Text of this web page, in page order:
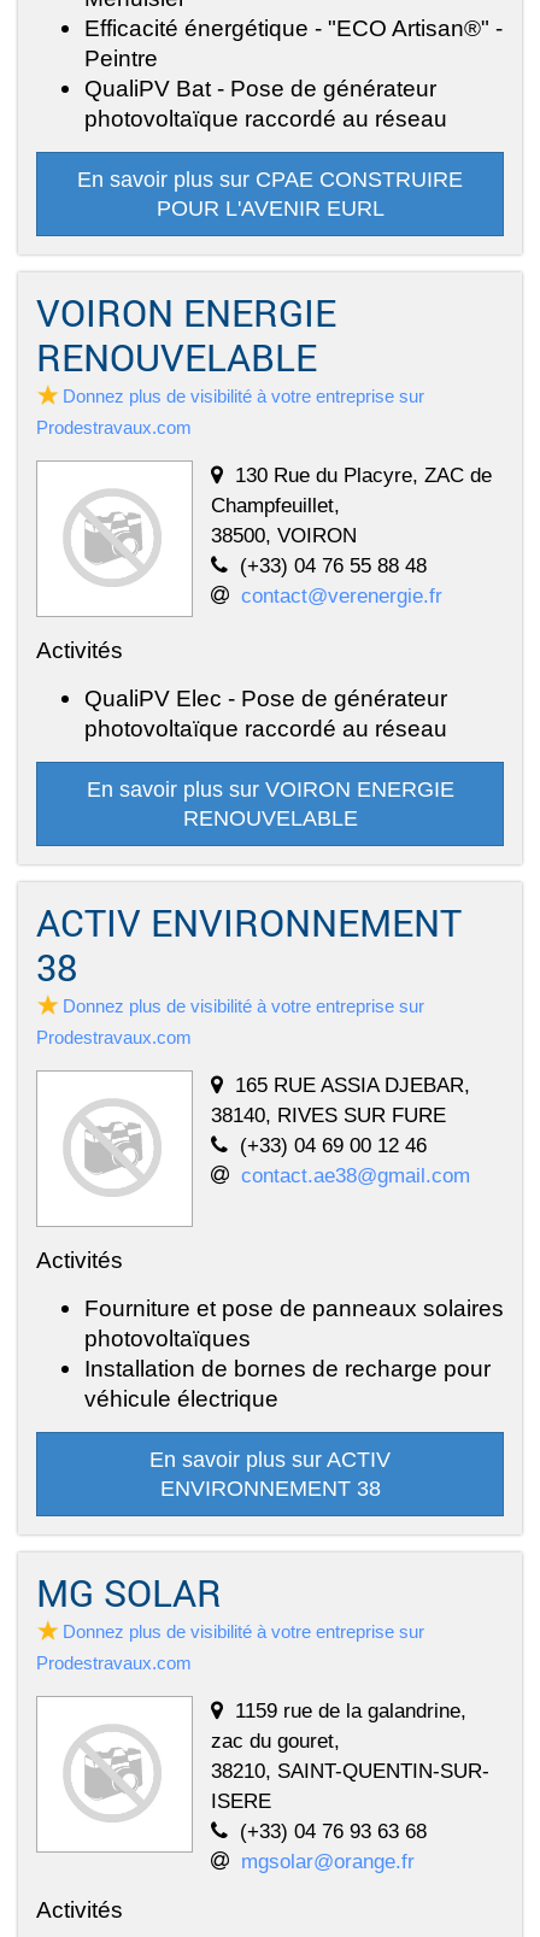
Efficacité énergétique - "ECO Artisan®" -
Peintre
QualiPV Bat - Pose de générateur
photovoltaïque raccordé au réseau
En savoir plus sur CPAE CONSTRUIRE
POUR L'AVENIR EURL
VOIRON ENERGIE
RENOUVELABLE
Donnez plus de visibilité à votre entreprise sur
Prodestravaux.com
130 Rue du Placyre, ZAC de
Champfeuillet,
38500, VOIRON
(+33) 04 76 55 88 48
contact@verenergie.fr
Activités
QualiPV Elec - Pose de générateur
photovoltaïque raccordé au réseau
En savoir plus sur VOIRON ENERGIE
RENOUVELABLE
ACTIV ENVIRONNEMENT
38
Donnez plus de visibilité à votre entreprise sur
Prodestravaux.com
165 RUE ASSIA DJEBAR,
38140, RIVES SUR FURE
(+33) 04 69 00 12 46
contact.ae38@gmail.com
Activités
Fourniture et pose de panneaux solaires
photovoltaïques
Installation de bornes de recharge pour
véhicule électrique
En savoir plus sur ACTIV
ENVIRONNEMENT 38
MG SOLAR
Donnez plus de visibilité à votre entreprise sur
Prodestravaux.com
1159 rue de la galandrine,
zac du gouret,
38210, SAINT-QUENTIN-SUR-
ISERE
(+33) 04 76 93 63 68
mgsolar@orange.fr
Activités